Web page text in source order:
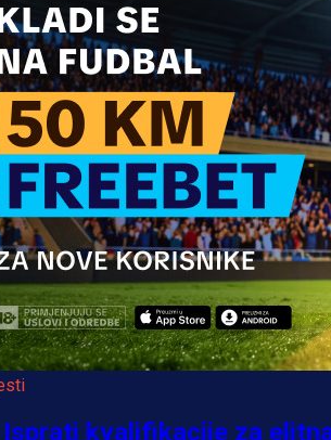
kvalifikacije za